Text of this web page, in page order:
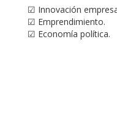
☑ Innovación
☑ Emprendimiento.
☑ Economía política.